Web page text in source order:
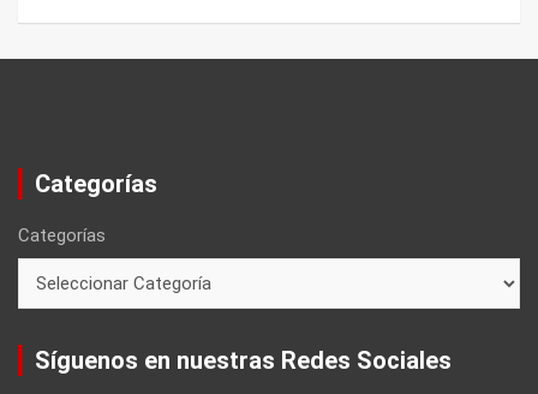
Categorías
Categorías
Síguenos en nuestras Redes Sociales